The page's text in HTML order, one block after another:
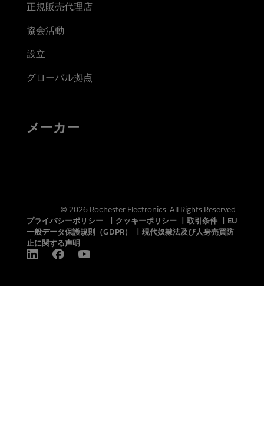
正規販売代理店
協会活動
設立
グローバル拠点
メーカー
© 2026 Rochester Electronics. All Rights Reserved.
プライバシーポリシー
クッキーポリシー 取引条件
EU
一般データ保護規則（GDPR）
現代奴隷法及び人身売買防
止に関する声明